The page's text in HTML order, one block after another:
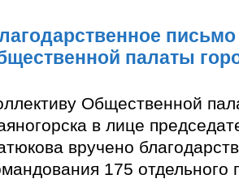
письмо
палаты
Общественной
в лице
вручено
175 отдельного